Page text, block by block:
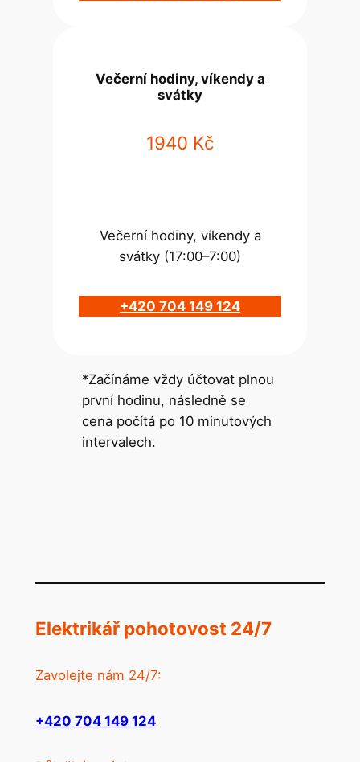
Večerní hodiny, víkendy a
svátky
1940 Kč
Večerní hodiny, víkendy a
svátky (17:00–7:00)
+420 704 149 124
*Začínáme vždy účtovat plnou
první hodinu, následně se
cena počítá po 10 minutových
intervalech.
Elektrikář pohotovost 24/7
Zavolejte nám 24/7:
+420 704 149 124